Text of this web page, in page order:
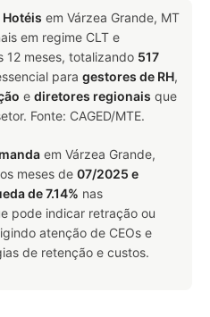
Hotéis em Várzea Grande, MT
em regime CLT e
12 meses, totalizando 517
para gestores de RH,
e diretores regionais que
Fonte: CAGED/MTE.
em Várzea Grande,
meses de 07/2025 e
de 7.14% nas
pode indicar retração ou
atenção de CEOs e
de retenção e custos.